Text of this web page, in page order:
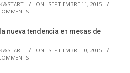
ON: SEPTIEMBRE 11, 2015
nueva tendencia en mesas de
ON: SEPTIEMBRE 10, 2015